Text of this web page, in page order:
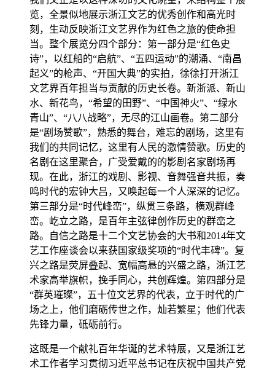
览，全景似地展示浙江文艺的优秀创作和高光时
刻，生动反映浙江文艺界作为红色之旅的使命担
当。整个展览分四个部分：第一部分是“红色史
诗”，以红船的“启航”、“五四运动”的潮涌、“南昌
起义”的枪声、“开国大典”的实拍，徐徐打开浙江
文艺界百年担当与贡献的历史长卷。新浙派、新山
水、新花鸟，“希望的田野”、“中国神火”、“绿水
青山”、“八八战略”，无尽的江山画卷。第二部分
是“剧场赞歌”，熟悉的舞台，难忘的剧场，这里有
我们的共同记忆，这里有人民的激情赞歌。历史的
名剧在这里聚合，广受爱戴的的影剧名家剧场再
现。在此，浙江的戏剧、影视、音舞强音共振，奏
鸣时代的宏钟大吕，又唤起每一个人深深的记忆。
第三部分是“时代峰峦”，纵贯三条路，横观群峰
峦。屹立之路，是百年主弦律创作历史的群峦之
路。自信之路是十二个文艺协会的大书和2014年文
艺工作座谈会以来获国家级奖项的“时代丰碑”。复
兴之路是荧屏叠起、宽幅高悬的兴盛之路，浙江艺
术家高举旗帜，挽手同心，共创辉煌。第四部分是
“群英璀璨”，五十位文艺界的代表，立于时代的广
场之上，他们磨砺传世之作，灿若繁星；他们代表
先锋力量，砥砺前行。
这既是一个献礼百年华诞的艺术特展，又是浙江艺
术工作者学习贯彻习近平总书记在庆祝中国共产党